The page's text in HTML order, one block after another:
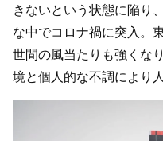
きないという状態に陥り
な中でコロナ禍に突入。
世間の風当たりも強くな
境と個人的な不調により